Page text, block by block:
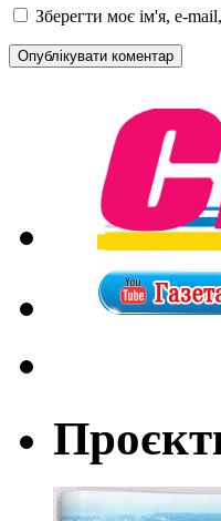
Зберегти моє ім'я, e-